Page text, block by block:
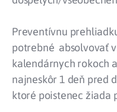
Preventívnu
potrebné absolvovať
kalendárnych rokoch
najneskôr 1 deň pred
ktoré poistenec žiada